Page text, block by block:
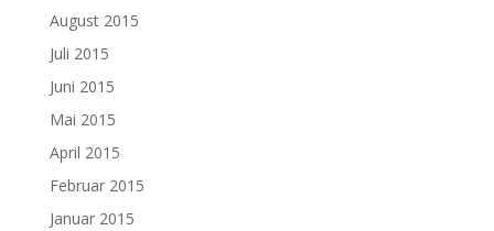
August 2015
Juli 2015
Juni 2015
Mai 2015
April 2015
Februar 2015
Januar 2015